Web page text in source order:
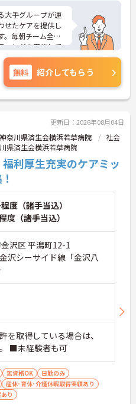
大手グループが運
せたケアを提供し
。毎朝チーム全体
ィングを実施して
ローができる風通
。また、施設運
日々の努力を多角
酬を支給する制度
などが原則自由と
きな魅力です。さ
暇や退職金制度、
再雇用制度など、
福利厚生が充実し
いただけます。
を徹底し、スムー
毎日スタッフ全員
談やフォローがで
タッフ同士の信頼
々の努力がしっか
設運営への貢献や
る制度により、
実績があります。
される仕組みが整
ョンを保ちながら
す。
しいスタイルで無
髪色や髪型、ネ
無料 紹介してもらう
更新日：2026年08月04日
奈川県済生会横浜若草病院
社会
県済生会横浜若草病院
利厚生充実のケアミッ
！
度（諸手当込）
度（諸手当込）
沢区 平潟町12-1
沢シーサイド線「金沢八
を取得している場合は、
■未経験者も可
無資格OK
日勤のみ
産休･育休･介護休暇取得実績あり
り